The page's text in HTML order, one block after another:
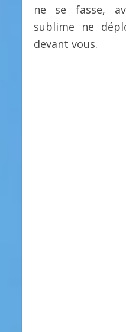
ne se fasse,
sublime ne
devant vous.